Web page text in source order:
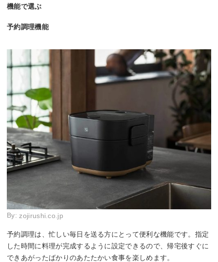
機能で選ぶ
予約調理機能
By: zojirushi.co.jp
予約調理は、忙しい毎日を送る方にとって便利な機能です。指定
した時間に料理が完成するように設定できるので、帰宅後すぐに
できあがったばかりのあたたかい食事を楽しめます。